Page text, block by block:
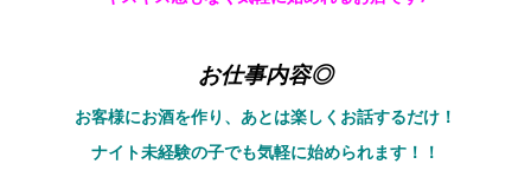
お仕事内容◎
お客様にお酒を作り、あとは楽しくお話するだけ！
ナイト未経験の子でも気軽に始められます！！